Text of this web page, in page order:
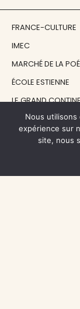
FRANCE-CULTURE
IMEC
MARCHÉ DE LA
ÉCOLE ESTIENNE
LE GRAND
DIACRITIK
EN ATTENDANT
Nous utilisons
expérience sur
site, nous